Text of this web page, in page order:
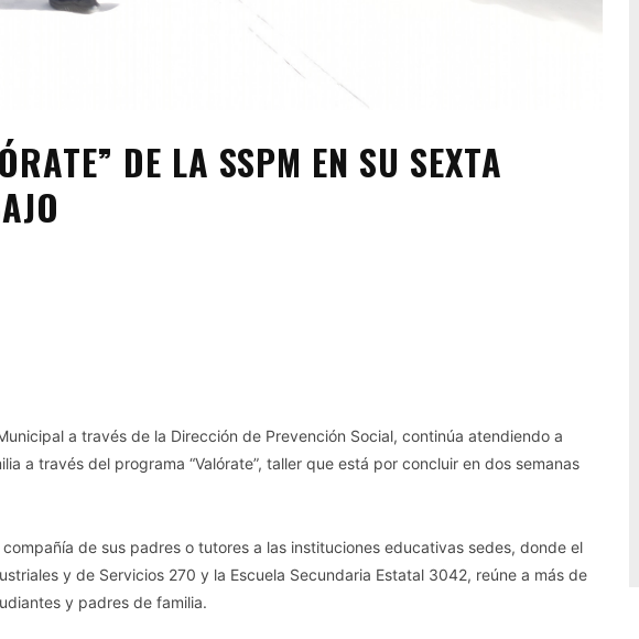
DE LA SSPM EN SU SEXTA
a través de la Dirección de Prevención Social, continúa atendiendo a
a través del programa “Valórate”, taller que está por concluir en dos semanas
de sus padres o tutores a las instituciones educativas sedes, donde el
y de Servicios 270 y la Escuela Secundaria Estatal 3042, reúne a más de
y padres de familia.